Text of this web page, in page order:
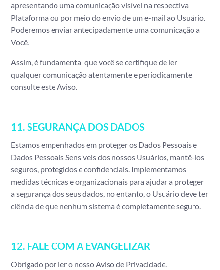
apresentando uma comunicação visível na respectiva
Plataforma ou por meio do envio de um e-mail ao Usuário.
Poderemos enviar antecipadamente uma comunicação a
Você.
Assim, é fundamental que você se certifique de ler
qualquer comunicação atentamente e periodicamente
consulte este Aviso.
11. SEGURANÇA DOS DADOS
Estamos empenhados em proteger os Dados Pessoais e
Dados Pessoais Sensíveis dos nossos Usuários, mantê-los
seguros, protegidos e confidenciais. Implementamos
medidas técnicas e organizacionais para ajudar a proteger
a segurança dos seus dados, no entanto, o Usuário deve ter
ciência de que nenhum sistema é completamente seguro.
12. FALE COM A EVANGELIZAR
Obrigado por ler o nosso Aviso de Privacidade.